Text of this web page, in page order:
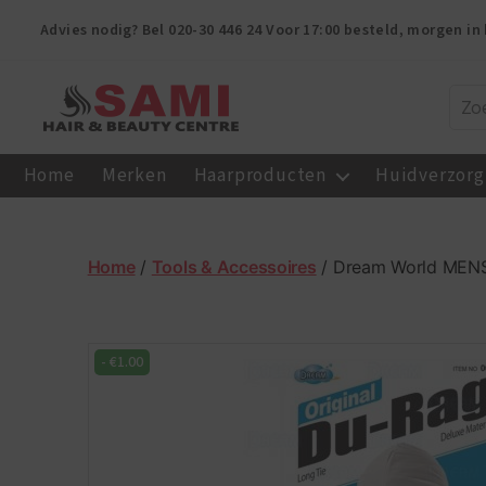
Advies nodig? Bel 020-30 446 24 Voor 17:00 besteld, morgen in
Hair
Centre
Home Merken Haarproducten
Home/ Tools & Accessoires / Dream World
- €1.00